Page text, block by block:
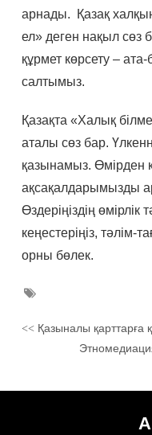
арнады. Қазақ
ел» деген нақыл сөз
құрмет көрсету –
салтымыз.
Қазақта «Халық
аталы сөз бар.
қазынамыз. Өмірден
ақсақалдарымызды
Өздеріңіздің өмірлік
кеңестеріңіз,
орны бөлек.
<<Қазыналы қарттарға